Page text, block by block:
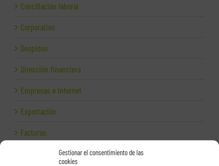
Gestionar el consentimiento de las
cookies
Conciliación laboral
Corporativo
Despidos
Dirección financiera
Empresas e Internet
Exportación
Facturas
Grupos de sociedades